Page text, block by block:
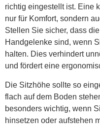
richtig eingestellt ist. Eine
nur für Komfort, sondern
Stellen Sie sicher, dass
Handgelenke sind, wenn
halten. Dies verhindert
und fördert eine
Die Sitzhöhe sollte so
flach auf dem Boden
besonders wichtig, wenn
hinsetzen oder aufstehen